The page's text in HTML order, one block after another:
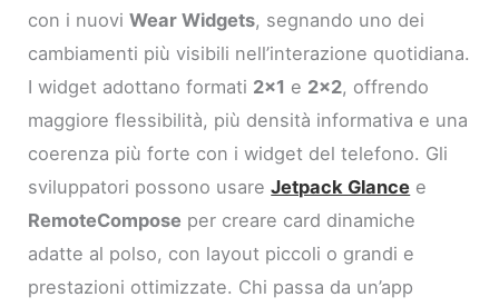
con i nuoviWear Widgets, segnando uno dei
cambiamenti più visibili nell’interazione quotidiana.
I widget adottano formati 2×1 e 2×2, offrendo
maggiore flessibilità, più densità informativa e una
coerenza più forte con i widget del telefono. Gli
sviluppatori possono usareJetpack Glance e
RemoteCompose per creare card dinamiche
adatte al polso, con layout piccoli o grandi e
prestazioni ottimizzate. Chi passa da un’app